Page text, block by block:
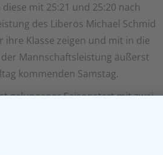
mit 25:21 und 25:20 nach
des Liberos Michael Schmid
ihre Klasse zeigen und mit in die
Mannschaftsleistung äußerst
kommenden Samstag.
gelungener Saisonstart mit zwei